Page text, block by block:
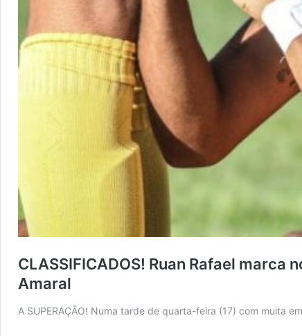
CLASSIFICADOS! Ruan Rafael
Amaral
A SUPERAÇÃO! Numa tarde de quarta-feira (17) com muita